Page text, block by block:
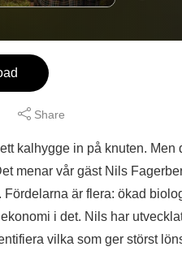
Share
kalhygge in på knuten.
menar vår gäst Nils
Fördelarna är flera: ökad
i det. Nils har
vilka som ger störst